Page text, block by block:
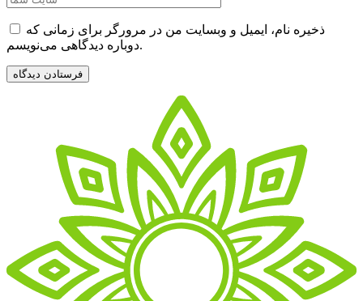
ذخیره نام، ایمیل و وبسایت من در مرورگر برای زمانی که
دوباره دیدگاهی می‌نویسم.